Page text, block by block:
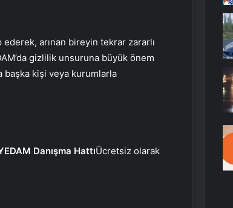
arınan bireyin tekrar zararlı
gizlilik unsuruna büyük önem
başka kişi veya kurumlarla
Danışma HattıÜcretsiz olarak